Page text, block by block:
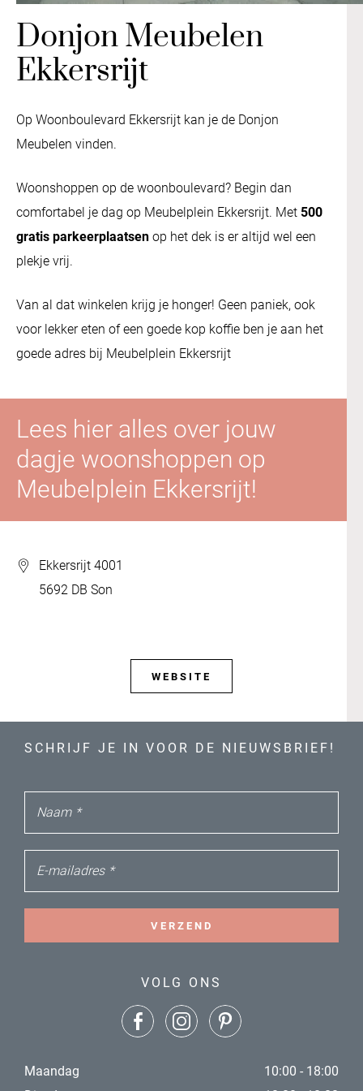
Donjon Meubelen
Ekkersrijt
Op Woonboulevard Ekkersrijt kan je de Donjon
Meubelen vinden.
Woonshoppen op de woonboulevard? Begin dan
comfortabel je dag op Meubelplein Ekkersrijt. Met 500
gratis parkeerplaatsen op het dek is er altijd wel een
plekje vrij.
Van al dat winkelen krijg je honger! Geen paniek, ook
voor lekker eten of een goede kop koffie ben je aan het
goede adres bij Meubelplein Ekkersrijt
Lees hier alles over jouw
dagje woonshoppen op
Meubelplein Ekkersrijt!
Ekkersrijt 4001
5692 DB Son
WEBSITE
SCHRIJF JE IN VOOR DE NIEUWSBRIEF!
Naam *
E-mailadres *
VERZEND
VOLG ONS
Maandag
10:00 - 18:00